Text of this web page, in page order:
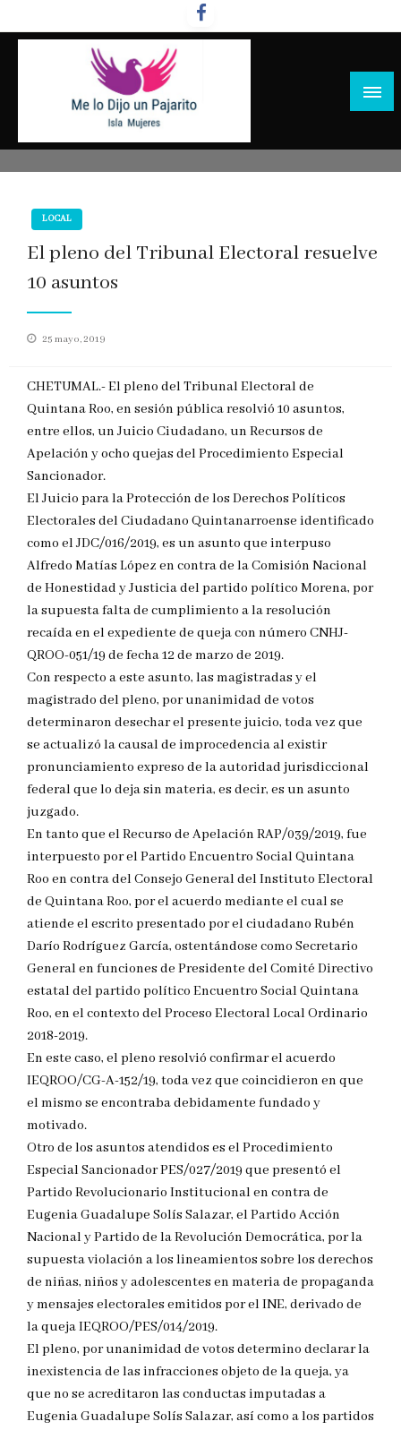
al
LOCAL
El pleno del Tribunal Electoral resuelve
10 asuntos
Publicado
25 mayo, 2019
CHETUMAL.- El pleno del Tribunal Electoral de
Quintana Roo, en sesión pública resolvió 10 asuntos,
entre ellos, un Juicio Ciudadano, un Recursos de
Apelación y ocho quejas del Procedimiento Especial
Sancionador.
El Juicio para la Protección de los Derechos Políticos
Electorales del Ciudadano Quintanarroense identificado
como el JDC/016/2019, es un asunto que interpuso
Alfredo Matías López en contra de la Comisión Nacional
de Honestidad y Justicia del partido político Morena, por
la supuesta falta de cumplimiento a la resolución
recaída en el expediente de queja con número CNHJ-
QROO-051/19 de fecha 12 de marzo de 2019.
Con respecto a este asunto, las magistradas y el
magistrado del pleno, por unanimidad de votos
determinaron desechar el presente juicio, toda vez que
se actualizó la causal de improcedencia al existir
pronunciamiento expreso de la autoridad jurisdiccional
federal que lo deja sin materia, es decir, es un asunto
juzgado.
En tanto que el Recurso de Apelación RAP/039/2019, fue
interpuesto por el Partido Encuentro Social Quintana
Roo en contra del Consejo General del Instituto Electoral
de Quintana Roo, por el acuerdo mediante el cual se
atiende el escrito presentado por el ciudadano Rubén
Darío Rodríguez García, ostentándose como Secretario
General en funciones de Presidente del Comité Directivo
estatal del partido político Encuentro Social Quintana
Roo, en el contexto del Proceso Electoral Local Ordinario
2018-2019.
En este caso, el pleno resolvió confirmar el acuerdo
IEQROO/CG-A-152/19, toda vez que coincidieron en que
el mismo se encontraba debidamente fundado y
motivado.
Otro de los asuntos atendidos es el Procedimiento
Especial Sancionador PES/027/2019 que presentó el
Partido Revolucionario Institucional en contra de
Eugenia Guadalupe Solís Salazar, el Partido Acción
Nacional y Partido de la Revolución Democrática, por la
supuesta violación a los lineamientos sobre los derechos
de niñas, niños y adolescentes en materia de propaganda
y mensajes electorales emitidos por el INE, derivado de
la queja IEQROO/PES/014/2019.
El pleno, por unanimidad de votos determino declarar la
inexistencia de las infracciones objeto de la queja, ya
que no se acreditaron las conductas imputadas a
Eugenia Guadalupe Solís Salazar, así como a los partidos